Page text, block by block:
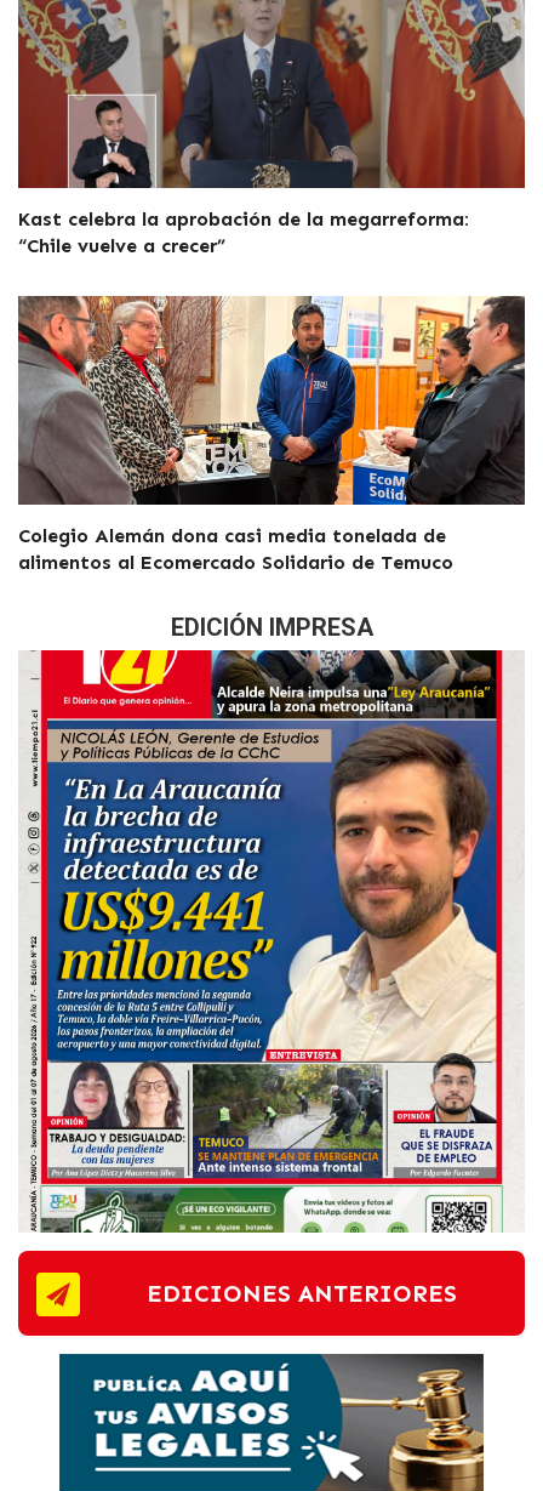
Kast celebra la aprobación de la megarreforma:
“Chile vuelve a crecer”
Colegio Alemán dona casi media tonelada de
alimentos al Ecomercado Solidario de Temuco
EDICIÓN IMPRESA
EDICIONES ANTERIORES